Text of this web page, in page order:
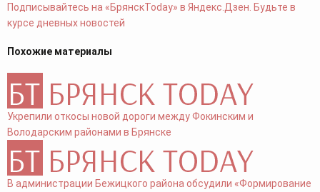
Подписывайтесь на «БрянскToday» в Яндекс.Дзен. Будьте в
курсе дневных новостей
Похожие материалы
Укрепили откосы новой дороги между Фокинским и
Володарским районами в Брянске
В администрации Бежицкого района обсудили «Формирование